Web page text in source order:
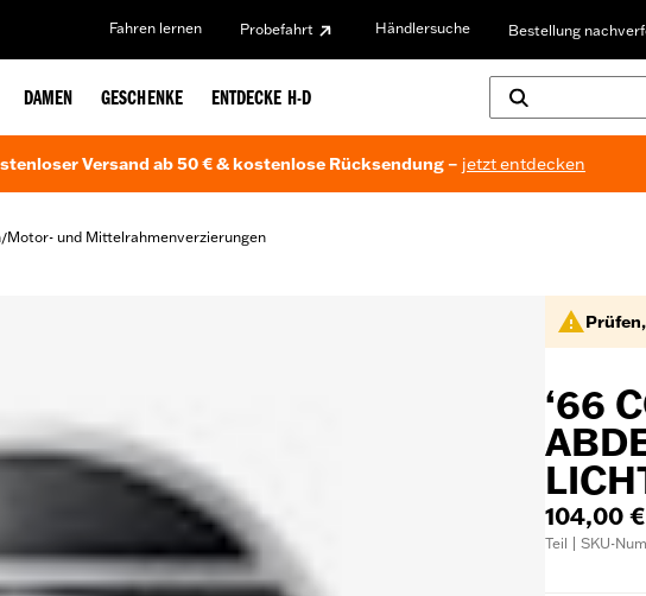
Fahren lernen Probefahrt Händlersuche Bestellung
DAMEN GESCHENKE ENTDECKE H-D
Versand ab 50 € & kostenlose Rücksendung – jetzt entdecken
/Motor- und Mittelrahmenverzierungen
‘66
104,00 €
Teil | SKU-